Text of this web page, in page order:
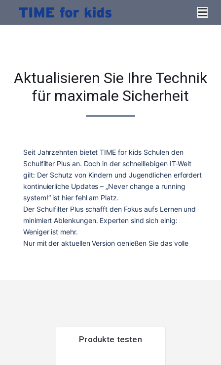
Lösungen
Hallo Support
Kontakt
Aktualisieren Sie Ihre Technik
für maximale Sicherheit
Produkte testen